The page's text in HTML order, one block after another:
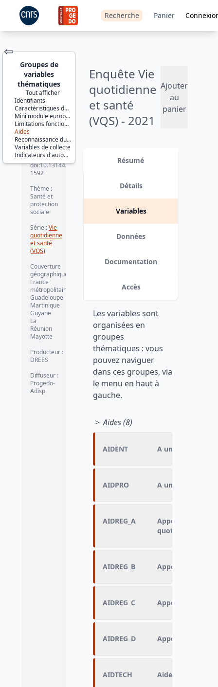
Recherche Panier
JEU DE
DONNÉES
Enquête Vie
quotidienne
et santé
(VQS) - 2021
Ajouter
au
panier
⇦
Groupes de
variables
thématiques
Tout afficher
Identifiants
Caractéristiques de la personne
Mini module européen
Limitations fonctionnelles et restrictions d'activité dans la vie quotidienne
Aides
Reconnaissance du handicap
Variables de collecte
Indicateurs d'autonomie
Identifiants :
lil-1592
doi:10.13144/lil-
1592
Thème :
Santé et
protection
sociale
Série :Vie
quotidienne
et santé
(VQS)
Couverture
géographique :
France
métropolitaine
Guadeloupe
Martinique
Guyane
La
Réunion
Mayotte
Producteur :
DREES
Diffuseur :
Progedo-
Adisp
Résumé
Détails
Variables
Données
Documentation
Accès
Les variables sont
organisées en
groupes
thématiques : vous
pouvez naviguer
dans ces groupes, via
le menu en haut à
gauche.
> Aides (8)
AIDENT A un aidant de
AIDPRO A un aidant
AIDREG_A
Apport d'une
quotidienne
AIDREG_B Apport d'une
AIDREG_C Apport d'une
AIDREG_D Apport d'une
AIDTECH Aide technique